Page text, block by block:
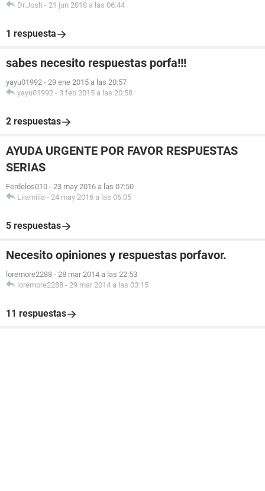
Dr.Josh - 21 jun 2018 a las 06:44
1 respuesta
sabes necesito respuestas porfa!!!
yayu01992 - 29 ene 2015 a las 20:57
yayu01992 - 3 feb 2015 a las 20:58
2 respuestas
AYUDA URGENTE POR FAVOR RESPUESTAS
SERIAS
Ferdelos010 - 23 may 2016 a las 07:50
Liiamiila - 24 may 2016 a las 06:05
5 respuestas
Necesito opiniones y respuestas porfavor.
loremore2288 - 28 mar 2014 a las 22:53
loremore2288 - 29 mar 2014 a las 03:15
11 respuestas